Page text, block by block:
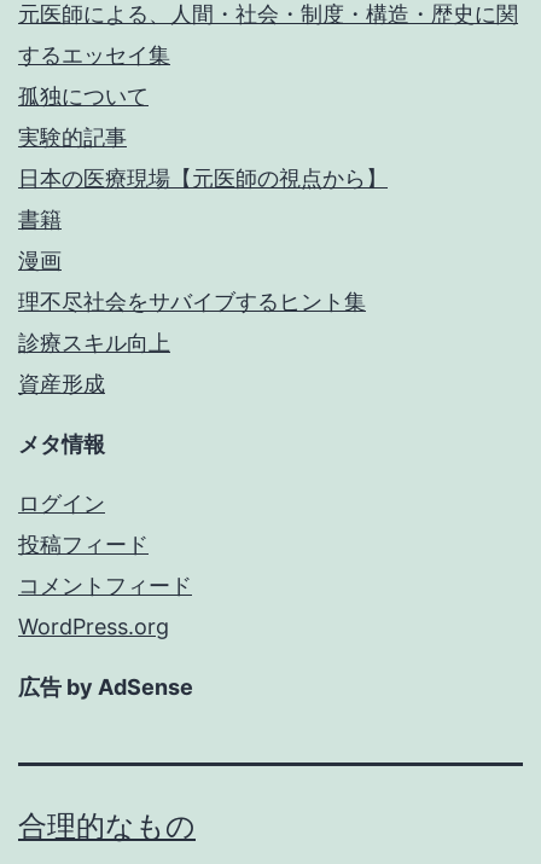
元医師による、人間・社会・制度・構造・歴史に関
するエッセイ集
孤独について
実験的記事
日本の医療現場【元医師の視点から】
書籍
漫画
理不尽社会をサバイブするヒント集
診療スキル向上
資産形成
メタ情報
ログイン
投稿フィード
コメントフィード
WordPress.org
広告 by AdSense
合理的なもの